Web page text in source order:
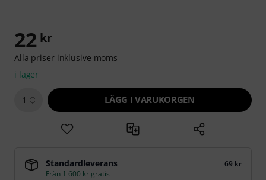
22 kr
Alla priser inklusive moms
i lager
1 LÄGG I VARUKORGEN
Standardleverans
69 kr
Från 1 600 kr gratis